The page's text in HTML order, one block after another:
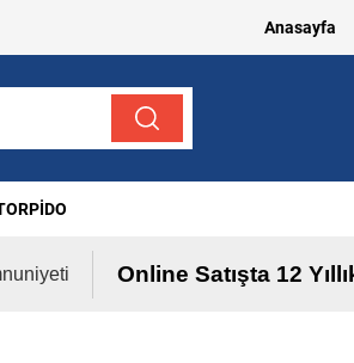
Motor, V184 Motor, 1.8 Dizel Motor, 1.6
Anasayfa
Online Satışta 12